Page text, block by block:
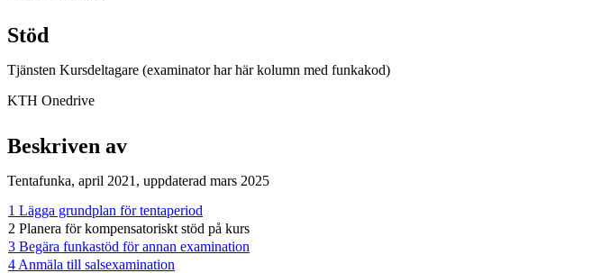
Stöd
Tjänsten Kursdeltagare (examinator har här kolumn med funkakod)
KTH Onedrive
Beskriven av
Tentafunka, april 2021, uppdaterad mars 2025
1 Lägga grundplan för tentaperiod
2 Planera för kompensatoriskt stöd på kurs
3 Begära funkastöd för annan examination
4 Anmäla till salsexamination